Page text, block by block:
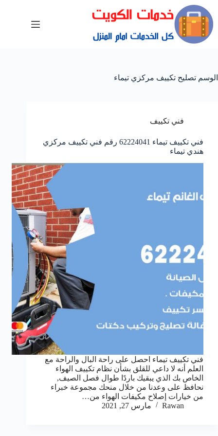
الوسم تصليح تكييف مركزي تيماء
فني تكييف
فني تكييف تيماء 62224041 رقم فني تكييف مركزي
هندي تيماء
فني تكييف تيماء احصل على راحة البال والراحة مع
العلم أنه لا داعي للقلق بشأن نظام تكييف الهواء
الخاص بك الذي يبقيك باردًا طوال فصل الصيف,
نحافظ على وعدنا من خلال منحك مجموعة خبراء
من خيارات إصلاح مكيفات الهواء من…
Rawan
مارس 27, 2021